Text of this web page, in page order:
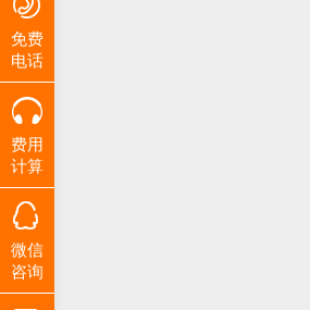
免费
电话
费用
计算
微信
咨询